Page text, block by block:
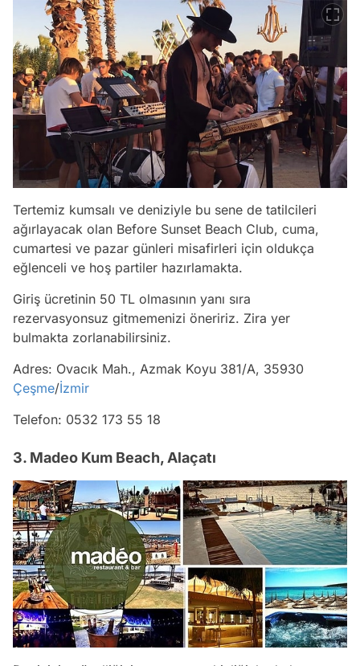
Tertemiz kumsalı ve deniziyle bu sene de tatilcileri
ağırlayacak olan Before Sunset Beach Club, cuma,
cumartesi ve pazar günleri misafirleri için oldukça
eğlenceli ve hoş partiler hazırlamakta.
Giriş ücretinin 50 TL olmasının yanı sıra
rezervasyonsuz gitmemenizi öneririz. Zira yer
bulmakta zorlanabilirsiniz.
Adres: Ovacık Mah., Azmak Koyu 381/A, 35930
Çeşme/İzmir
Telefon: 0532 173 55 18
3. Madeo Kum Beach, Alaçatı